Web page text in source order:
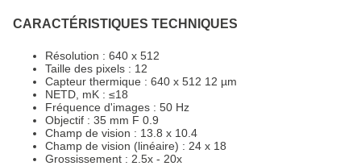
CARACTÉRISTIQUES TECHNIQUES
Résolution : 640 x 512
Taille des pixels : 12
Capteur thermique : 640 x 512 12 µm
NETD, mK : ≤18
Fréquence d'images : 50 Hz
Objectif : 35 mm F 0.9
Champ de vision : 13.8 x 10.4
Champ de vision (linéaire) : 24 x 18
Grossissement : 2.5x - 20x